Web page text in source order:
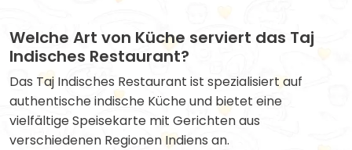
Welche Art von Küche serviert das Taj
Indisches Restaurant?
Das Taj Indisches Restaurant ist spezialisiert auf
authentische indische Küche und bietet eine
vielfältige Speisekarte mit Gerichten aus
verschiedenen Regionen Indiens an.